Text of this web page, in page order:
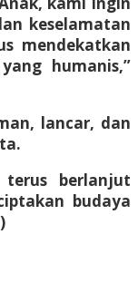
keselamatan
mendekatkan
humanis,”
lancar, dan
berlanjut
budaya